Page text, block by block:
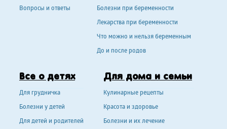
Вопросы и ответы
Болезни при беременности
Лекарства при беременности
Что можно и нельзя беременным
До и после родов
Все о детях
Для грудничка
Болезни у детей
Для детей и родителей
Для дома и семьи
Кулинарные рецепты
Красота и здоровье
Болезни и их лечение